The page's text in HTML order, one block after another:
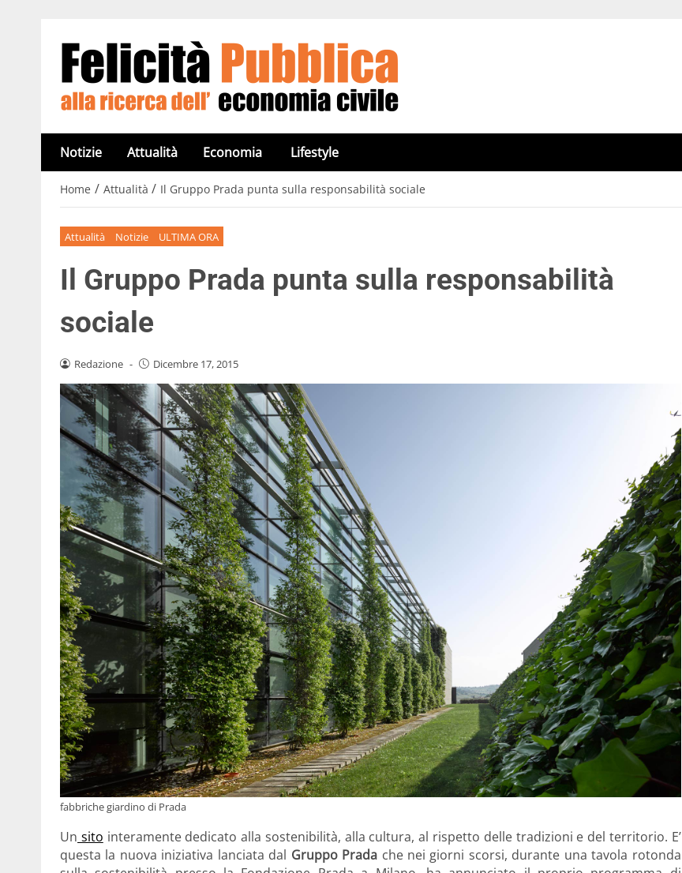
Notizie Attualità Economia Lifestyle
Home / Attualità / Il Gruppo Prada punta sulla responsabilità sociale
Attualità Notizie ULTIMA ORA
Il Gruppo Prada punta sulla responsabilità
sociale
Redazione - Dicembre 17, 2015
fabbriche giardino di Prada
Un sito interamente dedicato alla sostenibilità, alla cultura, al rispetto delle tradizioni e del territorio. E’
questa la nuova iniziativa lanciata dal Gruppo Prada che nei giorni scorsi, durante una tavola rotonda